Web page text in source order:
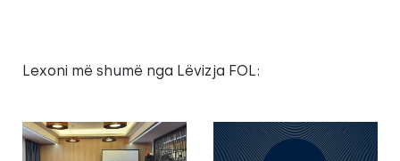
Lexoni më shumë nga Lëvizja FOL: